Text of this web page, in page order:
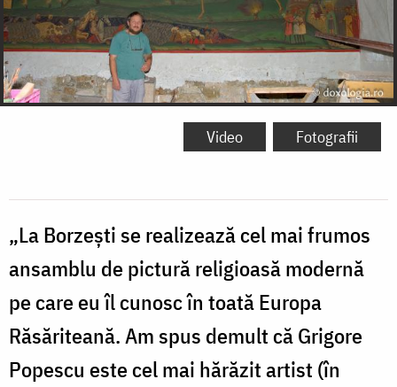
Video Fotografii
„La Borzești se realizează cel mai frumos
ansamblu de pictură religioasă modernă
pe care eu îl cunosc în toată Europa
Răsăriteană. Am spus demult că Grigore
Popescu este cel mai hărăzit artist (în